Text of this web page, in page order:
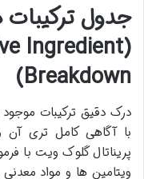
جدول ترکیبات
Ingredient
Breakdown)
درک دقیق ترکیبات
با آگاهی کامل تری آن
پریناتال گلوک ویت با
ویتامین ها و مواد